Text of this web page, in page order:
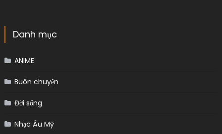
Danh mục
ANIME
Buôn chuyện
Đời sống
Nhạc Âu Mỹ